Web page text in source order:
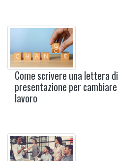
Come scrivere una lettera di
presentazione per cambiare
lavoro